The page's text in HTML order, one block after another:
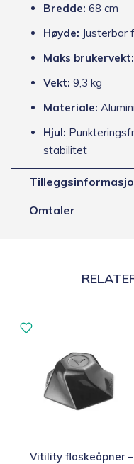
Bredde: 68 cm
Høyde: Justerbar
Maks brukervekt:
Vekt: 9,3 kg
Materiale:
Hjul:
stabilitet
Omtaler
Vitility flaskeåpner –